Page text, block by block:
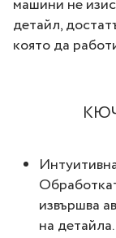
машини не
детайл,
която да
извършва
на детайла.